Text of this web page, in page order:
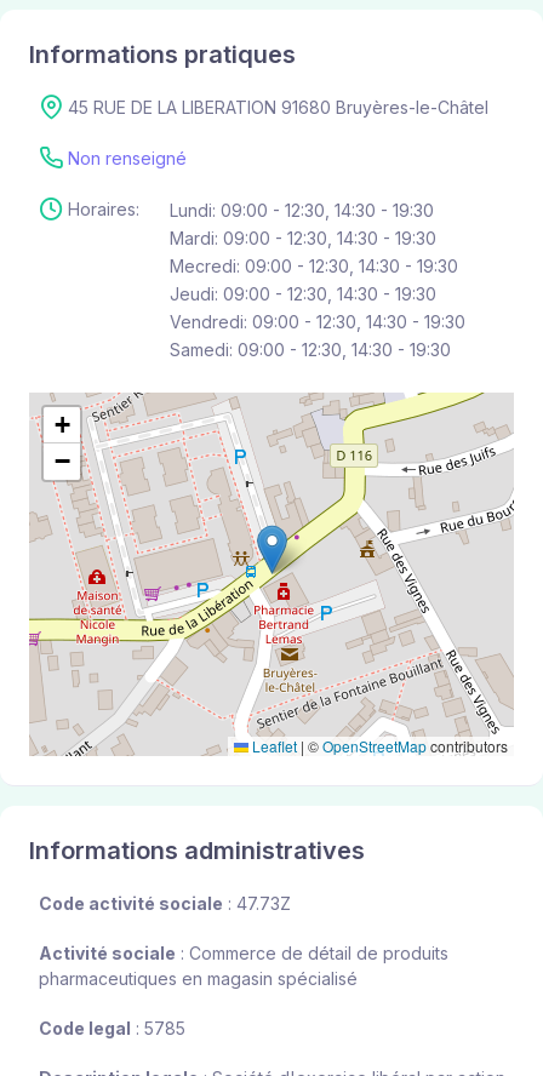
Informations pratiques
45 RUE DE LA LIBERATION 91680 Bruyères-le-Châtel
Non renseigné
Horaires:
Lundi: 09:00 - 12:30, 14:30 - 19:30
Mardi: 09:00 - 12:30, 14:30 - 19:30
Mecredi: 09:00 - 12:30, 14:30 - 19:30
Jeudi: 09:00 - 12:30, 14:30 - 19:30
Vendredi: 09:00 - 12:30, 14:30 - 19:30
Samedi: 09:00 - 12:30, 14:30 - 19:30
+
−
Leaflet | ©OpenStreetMapcontributors
Informations administratives
Code activité sociale : 47.73Z
Activité sociale : Commerce de détail de produits
pharmaceutiques en magasin spécialisé
Code legal : 5785